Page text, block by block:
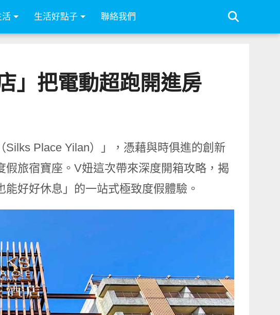
活 生活好點子 聯絡我們
」把電動超跑開進房
Place Yilan）」，憑藉與時俱進的創新
旅宿寶座。V妞這次帶來深度開箱攻略，揭
好好休息」的一站式極致度假體驗。